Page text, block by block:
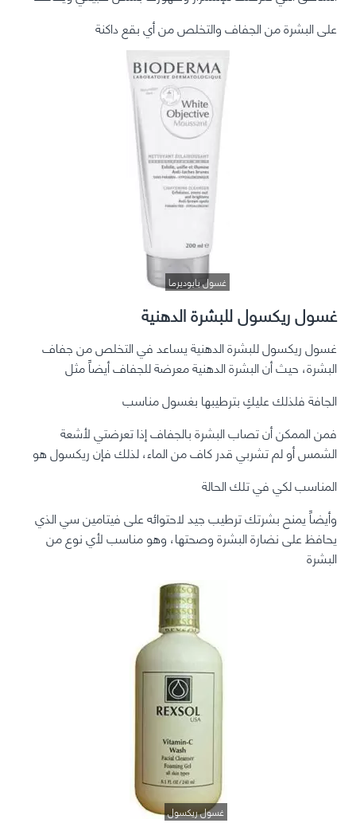
على البشرة من الجفاف والتخلص من أي بقع داكنة
غسول بايوديرما
غسول ريكسول للبشرة الدهنية
غسول ريكسول للبشرة الدهنية يساعد في التخلص من جفاف
البشرة، حيث أن البشرة الدهنية معرضة للجفاف أيضاً مثل
الجافة فلذلك عليكِ بترطيبها بغسول مناسب
فمن الممكن أن تصاب البشرة بالجفاف إذا تعرضتي لأشعة
الشمس أو لم تشربي قدر كاف من الماء، لذلك فإن ريكسول هو
المناسب لكي في تلك الحالة
وأيضاً يمنح بشرتك ترطيب جيد لاحتوائه على فيتامين سي الذي
يحافظ على نضارة البشرة وصحتها، وهو مناسب لأي نوع من
البشرة
غسول ريكسول